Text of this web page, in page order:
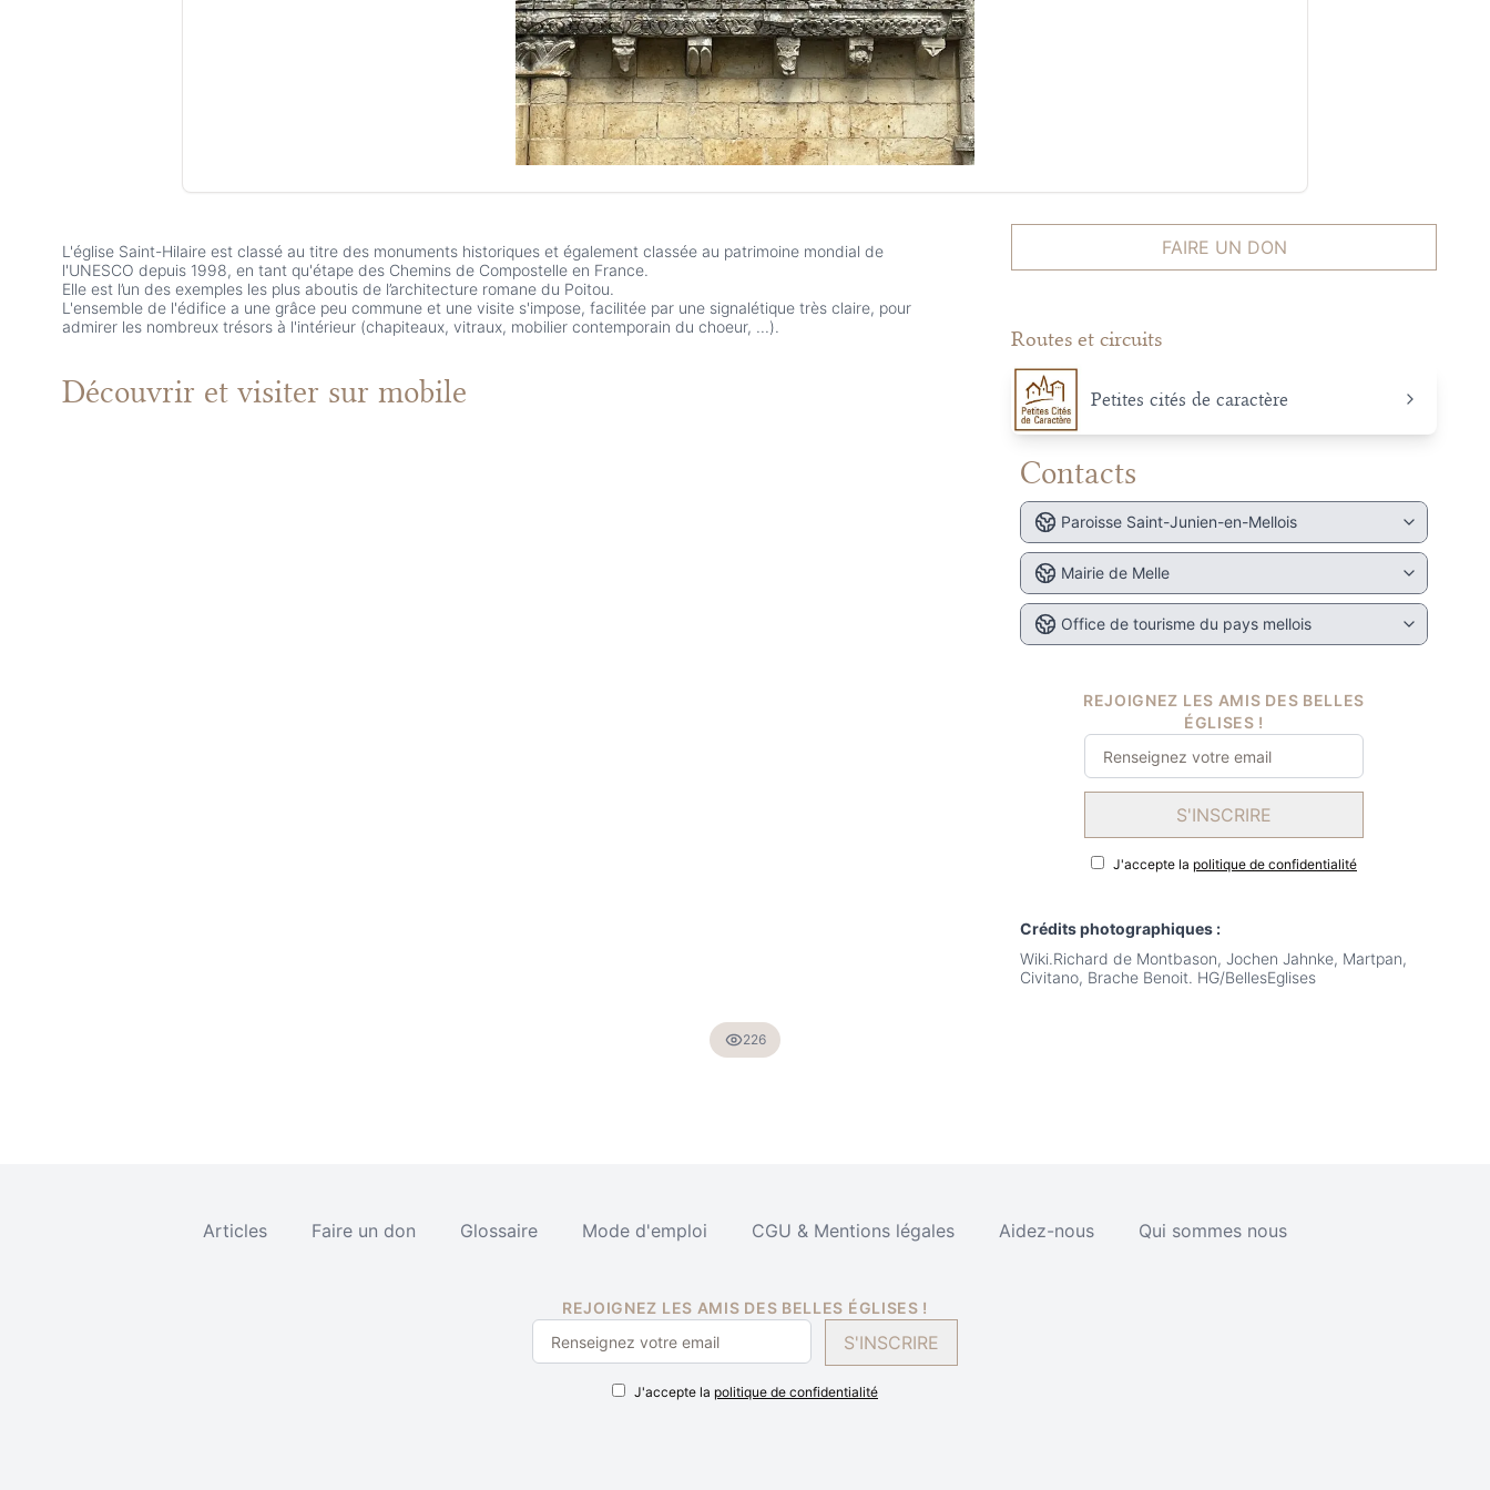
L'église Saint-Hilaire est classé au titre des monuments historiques et également classée au patrimoine mondial de
l'UNESCO depuis 1998, en tant qu'étape des Chemins de Compostelle en France.
Elle est l’un des exemples les plus aboutis de l’architecture romane du Poitou.
L'ensemble de l'édifice a une grâce peu commune et une visite s'impose, facilitée par une signalétique très claire, pour
admirer les nombreux trésors à l'intérieur (chapiteaux, vitraux, mobilier contemporain du choeur, ...).
Découvrir et visiter sur mobile
FAIRE UN DON
Routes et circuits
Petites cités de caractère
Contacts
Paroisse Saint-Junien-en-Mellois
Mairie de Melle
Office de tourisme du pays mellois
REJOIGNEZ LES AMIS DES BELLES
ÉGLISES !
S'INSCRIRE
J'accepte la politique de confidentialité
Crédits photographiques :
Wiki.Richard de Montbason, Jochen Jahnke, Martpan,
Civitano, Brache Benoit. HG/BellesEglises
226
Articles Faire un don Glossaire Mode d'emploi CGU & Mentions légales Aidez-nous Qui sommes nous
REJOIGNEZ LES AMIS DES BELLES ÉGLISES !
S'INSCRIRE
J'accepte la politique de confidentialité